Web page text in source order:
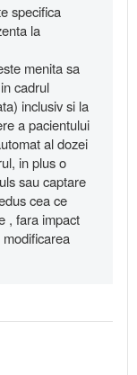
specifica
la
menita sa
cadrul
inclusiv si la
a pacientului
al dozei
in plus o
sau captare
cea ce
, fara impact